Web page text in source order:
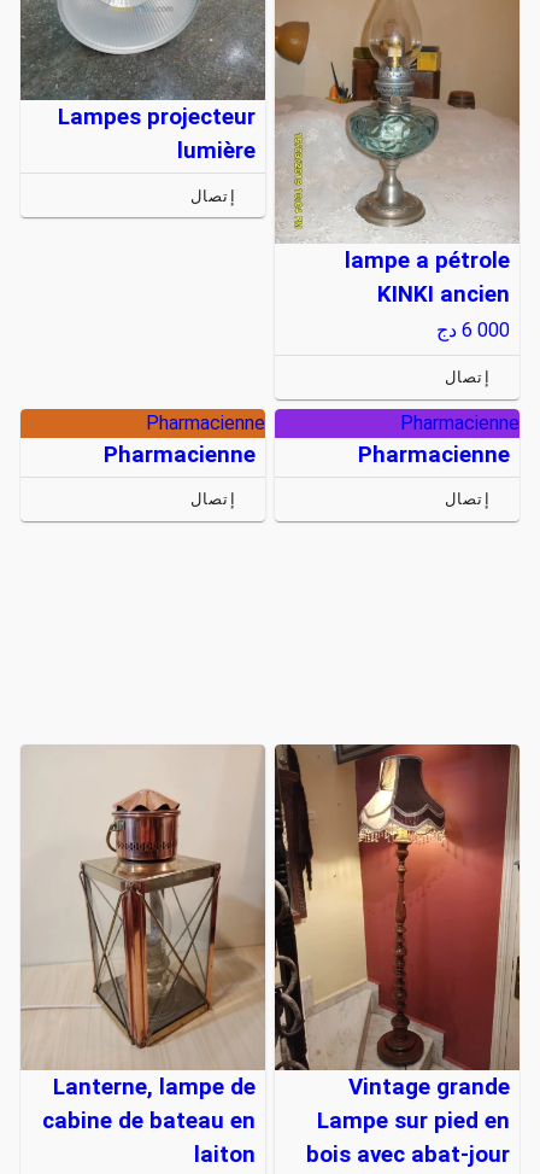
lampe a pétrole
KINKI ancien
6 000 دج
إتصال
Lampes projecteur
lumière
إتصال
Pharmacienne
Pharmacienne
إتصال
Pharmacienne
Pharmacienne
إتصال
Vintage grande
Lampe sur pied en
bois avec abat-jour
Lanterne, lampe de
cabine de bateau en
laiton